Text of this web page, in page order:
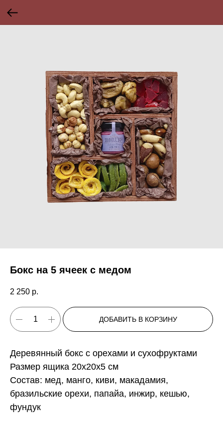
Бокс на 5 ячеек с медом
2 250 р.
ДОБАВИТЬ В КОРЗИНУ
Деревянный бокс с орехами и сухофруктами
Размер ящика 20x20x5 см
Состав: мед, манго, киви, макадамия,
бразильские орехи, папайа, инжир, кешью,
фундук